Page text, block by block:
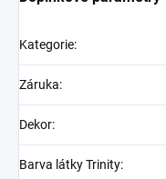
Kategorie:
Záruka:
Dekor:
Barva látky Trinity: